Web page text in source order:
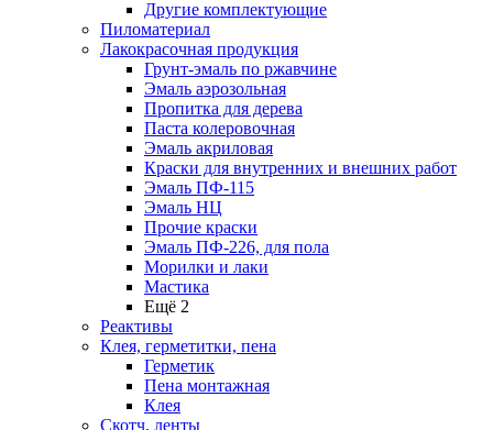
Другие комплектующие
Пиломатериал
Лакокрасочная продукция
Грунт-эмаль по ржавчине
Эмаль аэрозольная
Пропитка для дерева
Паста колеровочная
Эмаль акриловая
Краски для внутренних и внешних работ
Эмаль ПФ-115
Эмаль НЦ
Прочие краски
Эмаль ПФ-226, для пола
Морилки и лаки
Мастика
Ещё 2
Реактивы
Клея, герметитки, пена
Герметик
Пена монтажная
Клея
Скотч, ленты